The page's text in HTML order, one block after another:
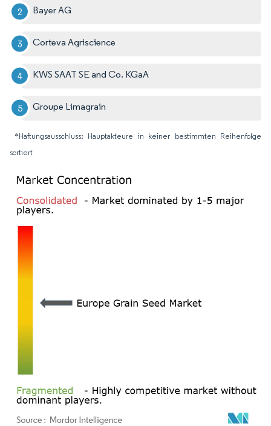
Bayer AG
Corteva Agriscience
KWS SAAT SE and Co. KGaA
Groupe Limagrain
*Haftungsausschluss: Hauptakteure in keiner bestimmten Reihenfolge
sortiert